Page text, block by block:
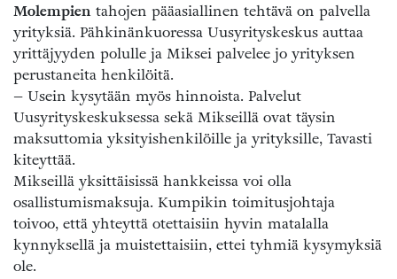
Molempien tahojen pääasiallinen tehtävä on palvella
yrityksiä. Pähkinänkuoressa Uusyrityskeskus auttaa
yrittäjyyden polulle ja Miksei palvelee jo yrityksen
perustaneita henkilöitä.
– Usein kysytään myös hinnoista. Palvelut
Uusyrityskeskuksessa sekä Mikseillä ovat täysin
maksuttomia yksityishenkilöille ja yrityksille, Tavasti
kiteyttää.
Mikseillä yksittäisissä hankkeissa voi olla
osallistumismaksuja. Kumpikin toimitusjohtaja
toivoo, että yhteyttä otettaisiin hyvin matalalla
kynnyksellä ja muistettaisiin, ettei tyhmiä kysymyksiä
ole.